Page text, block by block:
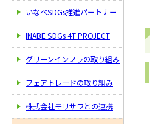
いなべSDGs推進パートナー
INABE SDGs 4T PROJECT
グリーンインフラの取り組み
フェアトレードの取り組み
株式会社モリサワとの連携